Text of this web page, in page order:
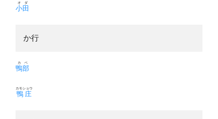
小田
オダ
か行
鴨部
カベ
鴨庄
カモショウ